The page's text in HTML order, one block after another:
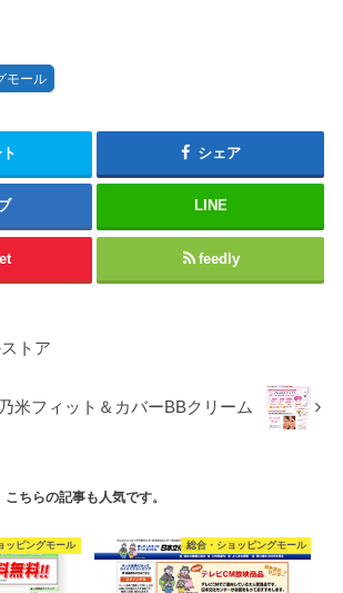
モール
シェア
LINE
feedly
トア
米フィット＆カバーBBクリーム
こちらの記事も人気です。
ッピングモール 総合・ショッピングモール